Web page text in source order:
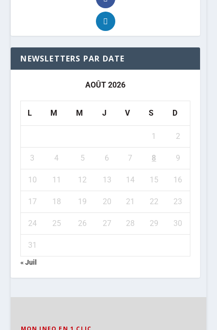
NEWSLETTERS PAR DATE
AOÛT 2026
L M M J V S D
1 2
3 4 5 6 7 8 9
10 11 12 13 14 15 16
17 18 19 20 21 22 23
24 25 26 27 28 29 30
31
« Juil